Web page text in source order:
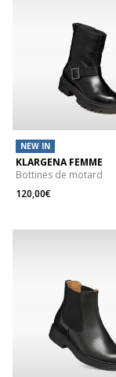
NEW IN
KLARGENA FEMME
Bottines de motard
120,00€